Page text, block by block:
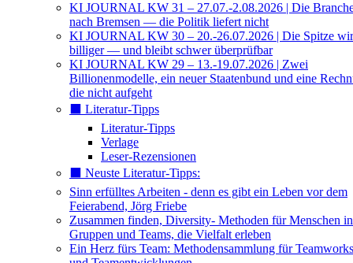
KI JOURNAL KW 31 – 27.07.-2.08.2026 | Die
nach Bremsen — die Politik liefert nicht
KI JOURNAL KW 30 – 20.-26.07.2026 | Die Spitze
billiger — und bleibt schwer überprüfbar
KI JOURNAL KW 29 – 13.-19.07.2026 | Zwei
Billionenmodelle, ein neuer Staatenbund und eine
die nicht aufgeht
⬛️ Literatur-Tipps
Literatur-Tipps
Verlage
Leser-Rezensionen
⬛️ Neuste Literatur-Tipps:
Sinn erfülltes Arbeiten - denn es gibt ein Leben vor dem
Feierabend, Jörg Friebe
Zusammen finden, Diversity- Methoden für Menschen in
Gruppen und Teams, die Vielfalt erleben
Ein Herz fürs Team: Methodensammlung für